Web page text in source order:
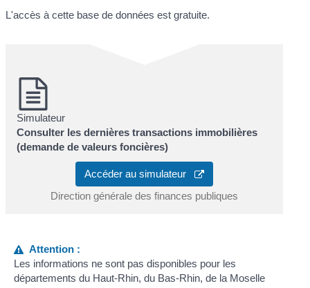
L'accès à cette base de données est gratuite.
Simulateur
Consulter les dernières transactions immobilières
(demande de valeurs foncières)
Accéder au simulateur
Direction générale des finances publiques
Attention :
Les informations ne sont pas disponibles pour les
départements du Haut-Rhin, du Bas-Rhin, de la Moselle